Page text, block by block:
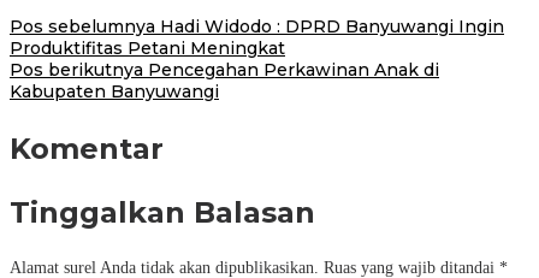
Pos sebelumnya Hadi Widodo : DPRD Banyuwangi Ingin
Produktifitas Petani Meningkat
Pos berikutnya Pencegahan Perkawinan Anak di
Kabupaten Banyuwangi
Komentar
Tinggalkan Balasan
Alamat surel Anda tidak akan dipublikasikan. Ruas yang wajib ditandai *